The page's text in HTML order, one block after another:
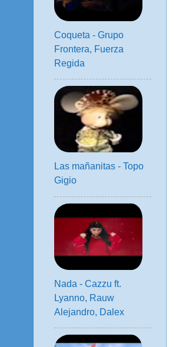
Coqueta - Grupo
Frontera, Fuerza
Regida
Las mañanitas - Topo
Gigio
Nada - Cazzu ft.
Lyanno, Rauw
Alejandro, Dalex